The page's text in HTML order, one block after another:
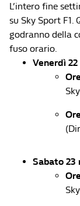
L’intero fine
su Sky Sport F1.
godranno della
fuso orario.
Venerdì
Sabato 23